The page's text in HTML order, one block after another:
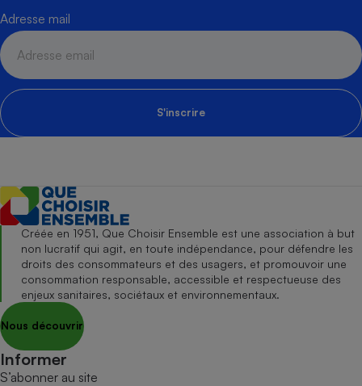
Adresse mail
S'inscrire
Créée en 1951, Que Choisir Ensemble est une association à but
non lucratif qui agit, en toute indépendance, pour défendre les
droits des consommateurs et des usagers, et promouvoir une
consommation responsable, accessible et respectueuse des
enjeux sanitaires, sociétaux et environnementaux.
Nous découvrir
Informer
S’abonner au site